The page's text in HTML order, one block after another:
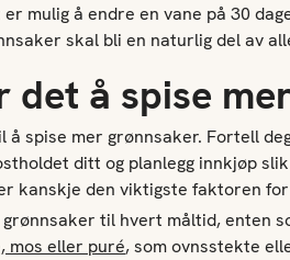
mulig å endre en vane på 30
skal bli en naturlig del av
det å spise
å spise mer grønnsaker. Fortell
ditt og planlegg innkjøp
kanskje den viktigste faktoren
grønnsaker til hvert måltid, enten
mos eller puré, som ovnsstekte